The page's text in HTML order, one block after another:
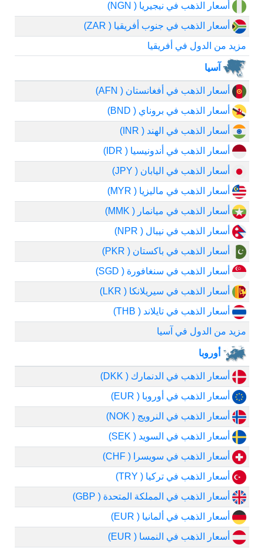
أسعار الذهب في نيجيريا ( NGN)
أسعار الذهب في جنوب أفريقيا ( ZAR)
مزيد من الدول في أفريقيا
آسيا
أسعار الذهب في أفغانستان ( AFN)
أسعار الذهب في بروناي ( BND)
أسعار الذهب في الهند ( INR)
أسعار الذهب في أندونيسيا ( IDR)
أسعار الذهب في اليابان ( JPY)
أسعار الذهب في ماليزيا ( MYR)
أسعار الذهب في ميانمار ( MMK)
أسعار الذهب في نيبال ( NPR)
أسعار الذهب في باكستان ( PKR)
أسعار الذهب في سنغافورة ( SGD)
أسعار الذهب في سيريلانكا ( LKR)
أسعار الذهب في تايلاند ( THB)
مزيد من الدول في آسيا
أوروبا
أسعار الذهب في الدنمارك ( DKK)
أسعار الذهب في أوروبا ( EUR)
أسعار الذهب في النرويج ( NOK)
أسعار الذهب في السويد ( SEK)
أسعار الذهب في سويسرا ( CHF)
أسعار الذهب في تركيا ( TRY)
أسعار الذهب في المملكة المتحدة ( GBP)
أسعار الذهب في ألمانيا ( EUR)
أسعار الذهب في النمسا ( EUR)